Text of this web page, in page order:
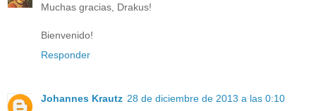
Muchas gracias, Drakus!
Bienvenido!
Responder
Johannes Krautz 28 de diciembre de 2013 a las 0:10